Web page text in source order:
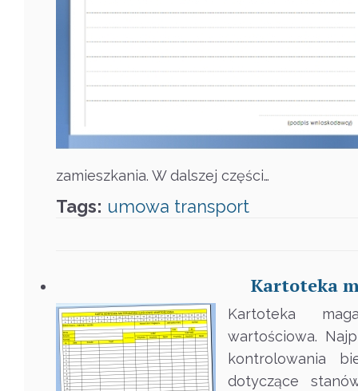
zamieszkania. W dalszej części…
Tags: umowa transport
Kartoteka
Kartoteka
wartościowa.
kontrolowania
dotyczące